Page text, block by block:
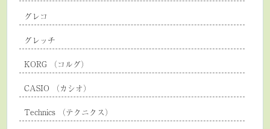
グレコ
グレッチ
KORG （コルグ）
CASIO （カシオ）
Technics （テクニクス）